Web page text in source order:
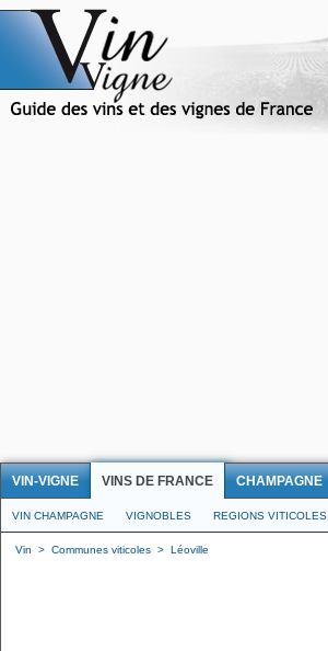
VIN-VIGNE VINS DE FRANCE CHAMPAGNE
VIN CHAMPAGNE VIGNOBLES REGIONS VITICOLES
Vin > Communes viticoles > Léoville